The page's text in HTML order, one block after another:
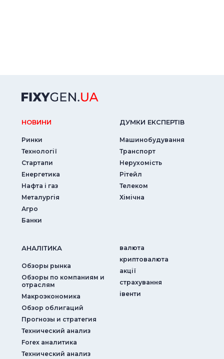
НОВИНИ
Ринки
Технології
Стартапи
Енергетика
Нафта і газ
Металургія
Агро
Банки
ДУМКИ ЕКСПЕРТIВ
Машинобудування
Транспорт
Нерухомість
Рітейл
Телеком
Хімічна
АНАЛIТИКА
Обзоры рынка
Обзоры по компаниям и
отраслям
Макроэкономика
Обзор облигаций
Прогнозы и стратегия
Технический анализ
Forex аналитика
Технический анализ
валюта
криптовалюта
акції
страхування
iвенти